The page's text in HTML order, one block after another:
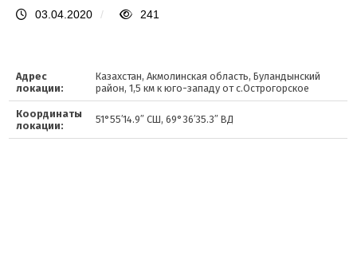
03.04.2020 / 241
Адрес
локации:
Казахстан, Акмолинская область, Буландынский
район, 1,5 км к юго-западу от с.Острогорское
Координаты
локации:
51°55′14.9″ СШ, 69°36′35.3″ ВД